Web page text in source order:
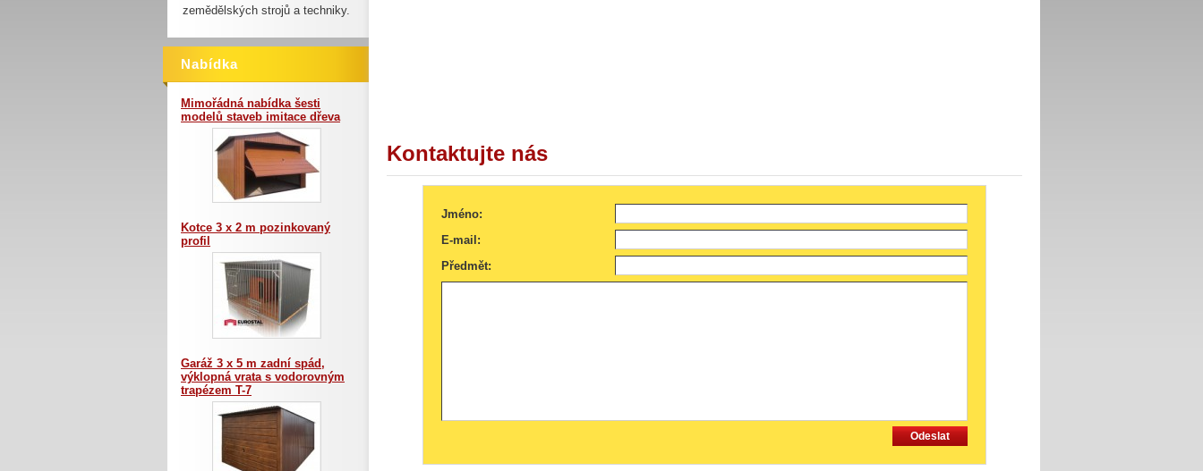
Kontaktujte nás
Jméno:
E-mail:
Předmět:
zemědělských strojů a techniky.
Nabídka
Mimořádná nabídka šesti
modelů staveb imitace dřeva
Kotce 3 x 2 m pozinkovaný
profil
Garáž 3 x 5 m zadní spád,
výklopná vrata s vodorovným
trapézem T-7